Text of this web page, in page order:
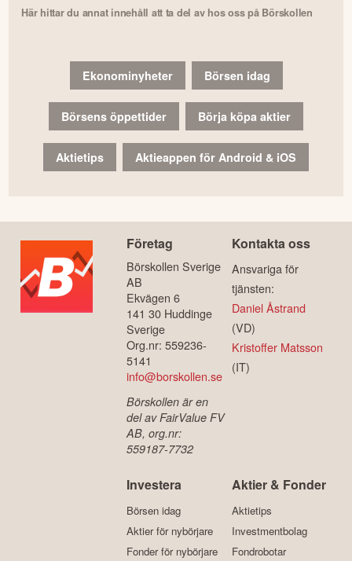
Här hittar du annat innehåll att ta del av hos oss på Börskollen
Ekonominyheter Börsen idag
Börsens öppettider Börja köpa aktier
Aktietips Aktieappen för Android & iOS
Företag
Börskollen Sverige
AB
Ekvägen 6
141 30 Huddinge
Sverige
Org.nr: 559236-
5141
info@borskollen.se
Börskollen är en
del av FairValue FV
AB, org.nr:
559187-7732
Kontakta oss
Ansvariga för
tjänsten:
Daniel Åstrand
(VD)
Kristoffer Matsson
(IT)
Investera
Börsen idag
Aktier för nybörjare
Fonder för nybörjare
Aktier & Fonder
Aktietips
Investmentbolag
Fondrobotar